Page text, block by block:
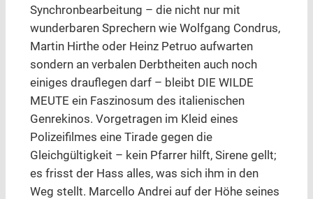
Synchronbearbeitung – die nicht nur mit
wunderbaren Sprechern wie Wolfgang Condrus,
Martin Hirthe oder Heinz Petruo aufwarten
sondern an verbalen Derbtheiten auch noch
einiges drauflegen darf – bleibt DIE WILDE
MEUTE ein Faszinosum des italienischen
Genrekinos. Vorgetragen im Kleid eines
Polizeifilmes eine Tirade gegen die
Gleichgültigkeit – kein Pfarrer hilft, Sirene gellt;
es frisst der Hass alles, was sich ihm in den
Weg stellt. Marcello Andrei auf der Höhe seines